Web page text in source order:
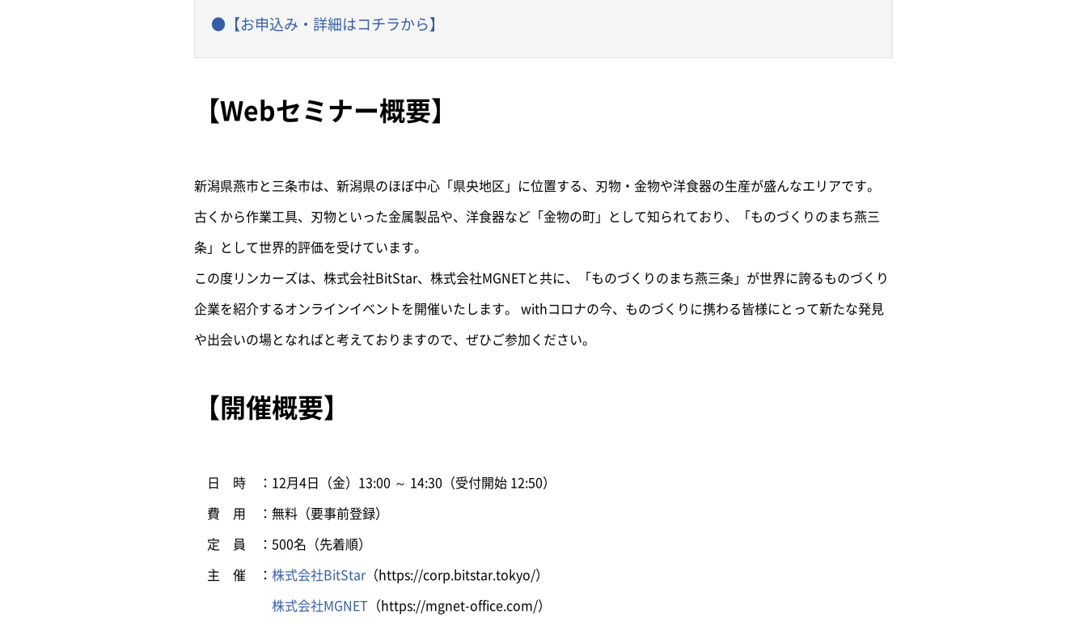
●【お申込み・詳細はコチラから】
【Webセミナー概要】
新潟県燕市と三条市は、新潟県のほぼ中心「県央地区」に位置する、刃物・金物や洋食器の生産が盛んなエリアです。
古くから作業工具、刃物といった金属製品や、洋食器など「金物の町」として知られており、「ものづくりのまち燕三
条」として世界的評価を受けています。
この度リンカーズは、株式会社BitStar、株式会社MGNETと共に、「ものづくりのまち燕三条」が世界に誇るものづくり
企業を紹介するオンラインイベントを開催いたします。 withコロナの今、ものづくりに携わる皆様にとって新たな発見
や出会いの場となればと考えておりますので、ぜひご参加ください。
【開催概要】
日 時 ：12月4日（金）13:00 ～ 14:30（受付開始 12:50）
費 用 ：無料（要事前登録）
定 員 ：500名（先着順）
主 催 ： 株式会社BitStar（https://corp.bitstar.tokyo/）
株式会社MGNET （https://mgnet-office.com/）